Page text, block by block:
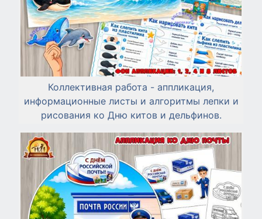
Коллективная работа - аппликация,
информационные листы и алгоритмы лепки и
рисования ко Дню китов и дельфинов.